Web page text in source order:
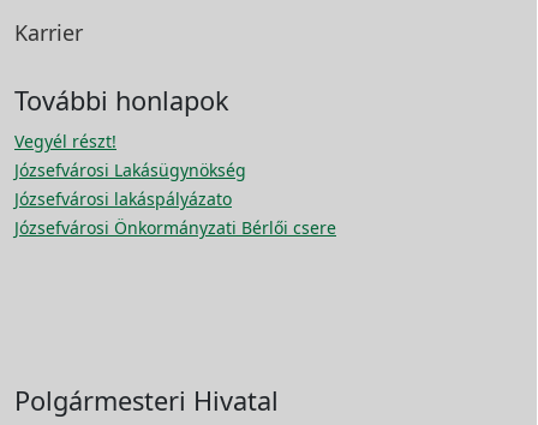
Karrier
További honlapok
Vegyél részt!
Józsefvárosi Lakásügynökség
Józsefvárosi lakáspályázato
Józsefvárosi Önkormányzati Bérlői csere
Polgármesteri Hivatal